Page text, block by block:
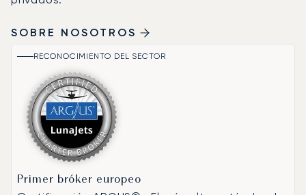
SOBRE NOSOTROS
RECONOCIMIENTO DEL SECTOR
Primer bróker europeo